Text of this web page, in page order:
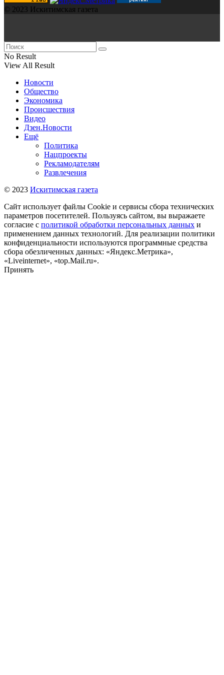
© 2023 Искитимская газета
No Result
View All Result
Новости
Общество
Экономика
Происшествия
Видео
Дзен.Новости
Ещё
Политика
Нацпроекты
Рекламодателям
Развлечения
© 2023 Искитимская газета
Сайт использует файлы Cookie и сервисы сбора технических
параметров посетителей. Пользуясь сайтом, вы выражаете
согласие с политикой обработки персональных данных и
применением данных технологий. Для реализации политики
конфиденциальности используются программные средства
сбора обезличенных данных: «Яндекс.Метрика»,
«Liveinternet», «top.Mail.ru».
Принять